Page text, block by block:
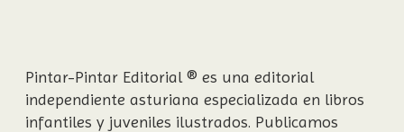
Pintar-Pintar Editorial ® es una editorial
independiente asturiana especializada en libros
infantiles y juveniles ilustrados. Publicamos